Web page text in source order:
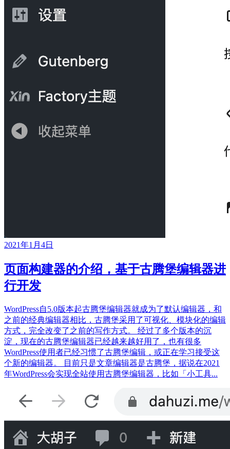
2021年1月4日
页面构建器的介绍，基于古腾堡编辑器进
行开发
WordPress自5.0版本起古腾堡编辑器就成为了默认编辑器，和
之前的经典编辑器相比，古腾堡采用了可视化、模块化的编辑
方式，完全改变了之前的写作方式。 经过了多个版本的沉
淀，现在的古腾堡编辑器已经越来越好用了，也有很多
WordPress使用者已经习惯了古腾堡编辑，或正在学习接受这
个新的编辑器。 目前只是文章编辑器是古腾堡，据说在2021
年WordPress会实现全站使用古腾堡编辑器，比如「小工具...